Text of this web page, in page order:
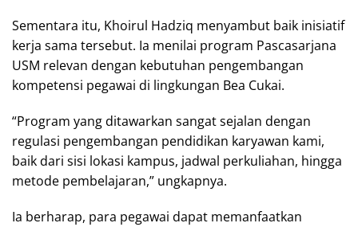
Sementara itu, Khoirul Hadziq menyambut baik inisiatif
kerja sama tersebut. Ia menilai program Pascasarjana
USM relevan dengan kebutuhan pengembangan
kompetensi pegawai di lingkungan Bea Cukai.
“Program yang ditawarkan sangat sejalan dengan
regulasi pengembangan pendidikan karyawan kami,
baik dari sisi lokasi kampus, jadwal perkuliahan, hingga
metode pembelajaran,” ungkapnya.
Ia berharap, para pegawai dapat memanfaatkan